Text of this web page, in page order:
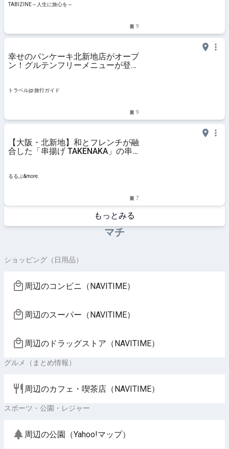
TABIZINE～人生に旅心を～
9
幸せのパンケーキ北新地店がオープ
ン！グルテンフリーメニューが登場
トラベルjp 旅行ガイド
9
【大阪・北新地】和とフレンチが融
合した「串揚げ TAKENAKA」の串
るるぶ&more.
7
もっとみる
マチ
ショッピング（日用品）
周辺のコンビニ（NAVITIME）
周辺のスーパー（NAVITIME）
周辺のドラッグストア（NAVITIME）
グルメ（まとめ情報）
周辺のカフェ・喫茶店（NAVITIME）
スポーツ・公園・レジャー
周辺の公園（Yahoo!マップ）